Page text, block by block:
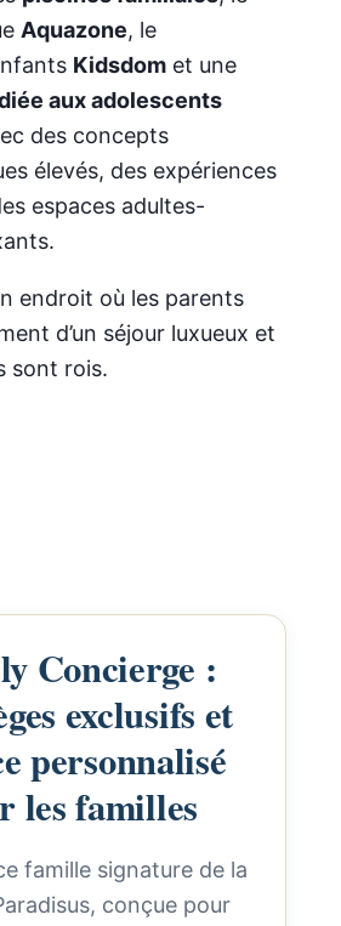
Aquazone, le
Kidsdomet une
aux adolescents
des concepts
élevés, des expériences
espaces adultes-
endroit où les parents
d’un séjour luxueux et
sont rois.
Concierge :
exclusifs et
personnalisé
les familles
famille signature de la
conçue pour